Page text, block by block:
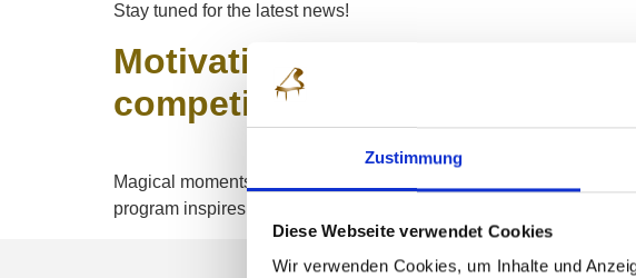
Zustimmung
Diese Webseite verwendet Cookies
Wir verwenden Cookies, um Inhalte und
Stay tuned for the latest news!
Motivating and
competition
Magical moments and pianistic soundscapes even after the
program inspires and moves our young pianists.